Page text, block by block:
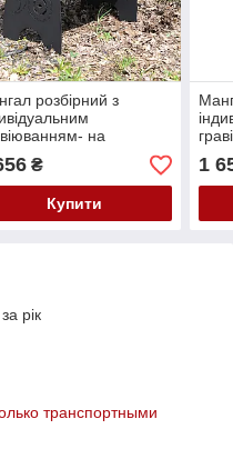
розбірний з
на
₴
Купити
1
рік
транспортными